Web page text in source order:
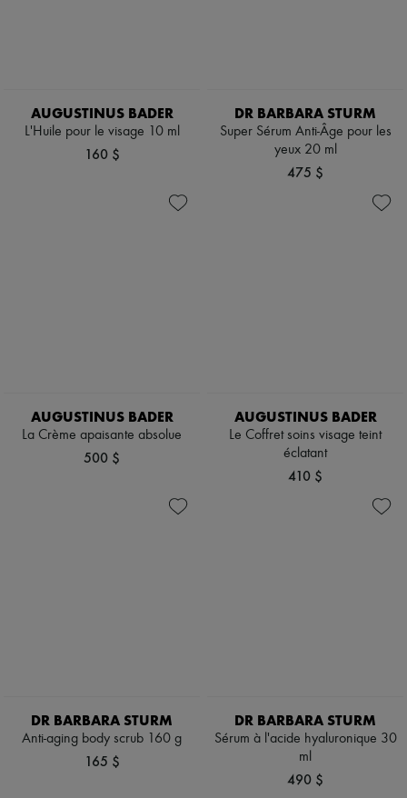
AUGUSTINUS BADER
L'Huile pour le visage 10 ml
160 $
DR BARBARA STURM
Super Sérum Anti-Âge pour les
yeux 20 ml
475 $
AUGUSTINUS BADER
La Crème apaisante absolue
500 $
AUGUSTINUS BADER
Le Coffret soins visage teint
éclatant
410 $
DR BARBARA STURM
Anti-aging body scrub 160 g
165 $
DR BARBARA STURM
Sérum à l'acide hyaluronique 30
ml
490 $